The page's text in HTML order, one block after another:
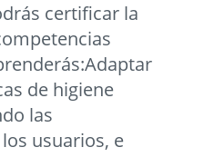
certificar la
de higiene
las
usuarios, e